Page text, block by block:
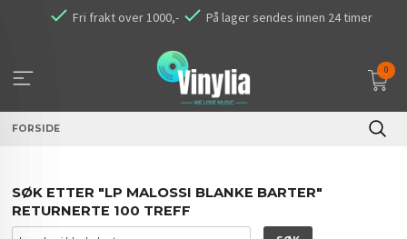
Fri frakt over 1000,- På lager sendes innen 24 timer
0
FORSIDE
SØK ETTER "LP MALOSSI BLANKE BARTER"
RETURNERTE 100 TREFF